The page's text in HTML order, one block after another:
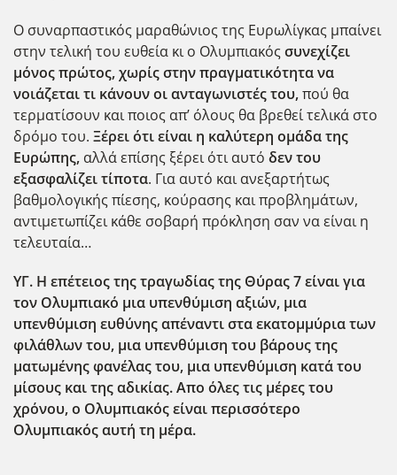
Ο συναρπαστικός μαραθώνιος της Ευρωλίγκας μπαίνει
στην τελική του ευθεία κι ο Ολυμπιακόςσυνεχίζει
μόνος πρώτος, χωρίς στην πραγματικότητα να
νοιάζεται τι κάνουν οι ανταγωνιστές του,πού θα
τερματίσουν και ποιος απ’ όλους θα βρεθεί τελικά στο
δρόμο του. Ξέρει ότι είναι η καλύτερη ομάδα της
Ευρώπης, αλλά επίσης ξέρει ότι αυτό δεν του
εξασφαλίζει τίποτα. Για αυτό και ανεξαρτήτως
βαθμολογικής πίεσης, κούρασης και προβλημάτων,
αντιμετωπίζει κάθε σοβαρή πρόκληση σαν να είναι η
τελευταία…
ΥΓ. Η επέτειος της τραγωδίας της Θύρας 7 είναι για
τον Ολυμπιακό μια υπενθύμιση αξιών, μια
υπενθύμιση ευθύνης απέναντι στα εκατομμύρια των
φιλάθλων του, μια υπενθύμιση του βάρους της
ματωμένης φανέλας του, μια υπενθύμιση κατά του
μίσους και της αδικίας. Απο όλες τις μέρες του
χρόνου, ο Ολυμπιακός είναι περισσότερο
Ολυμπιακός αυτή τη μέρα.